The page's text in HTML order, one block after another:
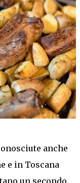
Ottime da
nelle
saporite e
Taglia le
in più riprese
sono ancora
prima di
circa 15
(3 cotture da 5
anche
e in Toscana
un secondo